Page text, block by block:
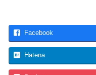
Facebook
Hatena